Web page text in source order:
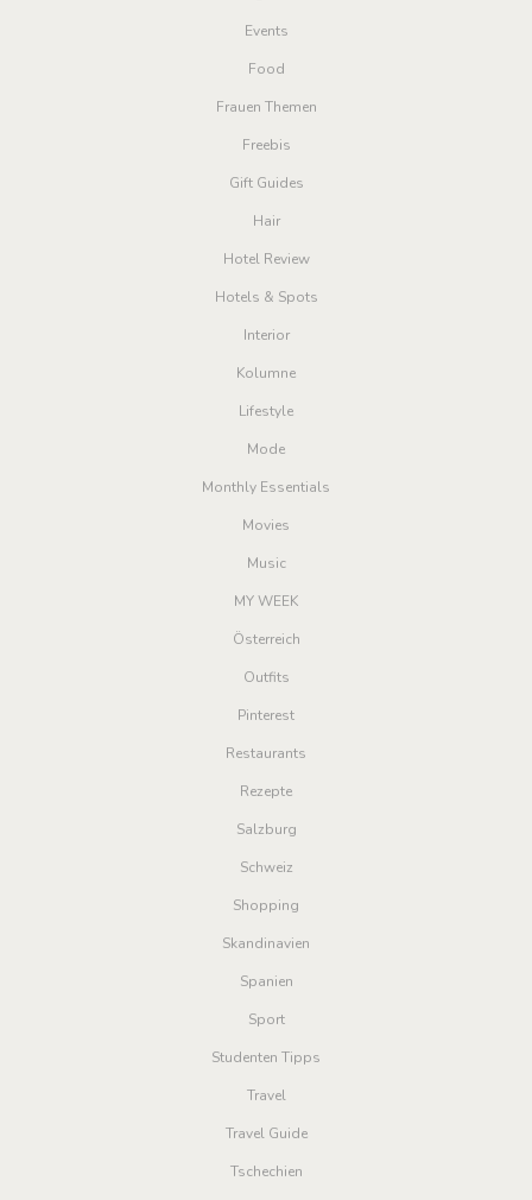
Events
Food
Frauen Themen
Freebis
Gift Guides
Hair
Hotel Review
Hotels & Spots
Interior
Kolumne
Lifestyle
Mode
Monthly Essentials
Movies
Music
MY WEEK
Österreich
Outfits
Pinterest
Restaurants
Rezepte
Salzburg
Schweiz
Shopping
Skandinavien
Spanien
Sport
Studenten Tipps
Travel
Travel Guide
Tschechien